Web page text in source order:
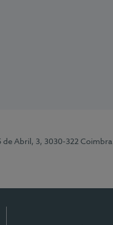
de Abril, 3, 3030-322 Coimbra